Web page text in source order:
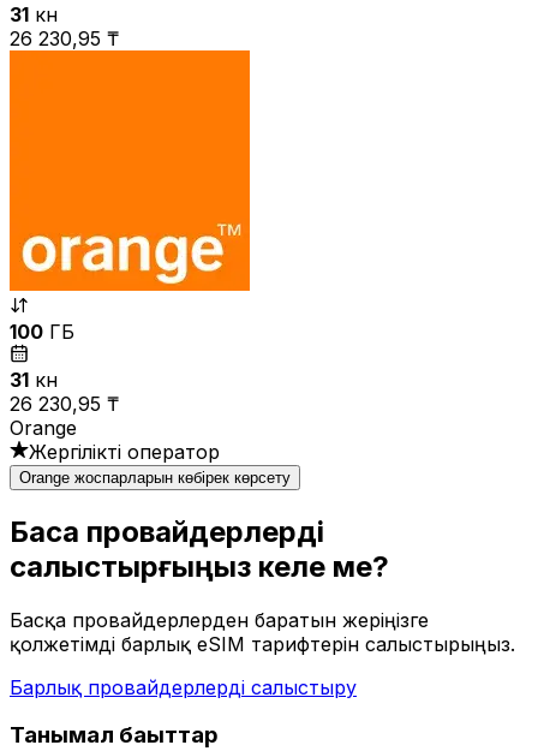
31 күн
26 230,95 ₸
100 ГБ
31 күн
26 230,95 ₸
Orange
Жергілікті оператор
Orange жоспарларын көбірек көрсету
Басқа провайдерлерді
салыстырғыңыз келе ме?
Басқа провайдерлерден баратын жеріңізге
қолжетімді барлық eSIM тарифтерін салыстырыңыз.
Барлық провайдерлерді салыстыру
Танымал бағыттар